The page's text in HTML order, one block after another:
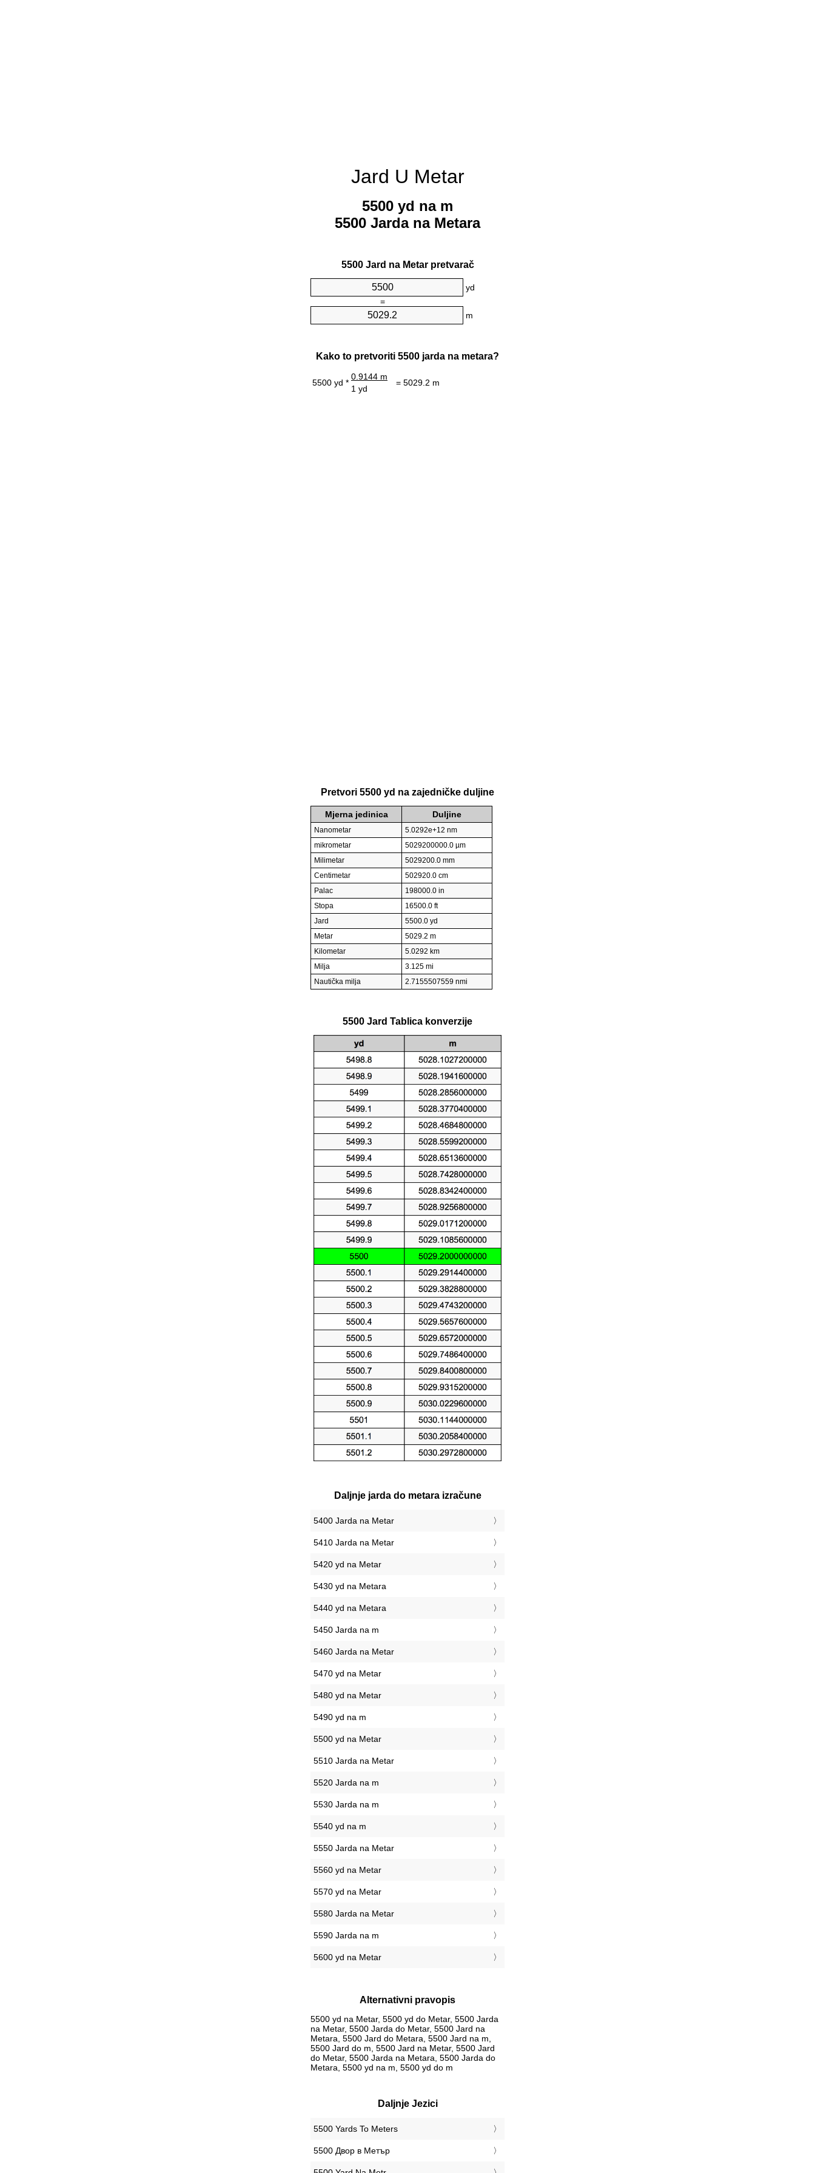
Jard U Metar
5500 yd na m
5500 Jarda na Metara
5500 Jard na Metar pretvarač
yd
=
m
Kako to pretvoriti 5500 jarda na metara?
5500 yd *
0.9144 m
= 5029.2 m
1 yd
Pretvori 5500 yd na zajedničke duljine
Mjerna jedinica Duljine
Nanometar
5.0292e+12 nm
mikrometar
5029200000.0 µm
Milimetar
5029200.0 mm
Centimetar
502920.0 cm
Palac
198000.0 in
Stopa
16500.0 ft
Jard
5500.0 yd
Metar
5029.2 m
Kilometar
5.0292 km
Milja
3.125 mi
Nautička milja
2.7155507559 nmi
5500 Jard Tablica konverzije
Daljnje jarda do metara izračune
5400 Jarda na Metar
5410 Jarda na Metar
5420 yd na Metar
5430 yd na Metara
5440 yd na Metara
5450 Jarda na m
5460 Jarda na Metar
5470 yd na Metar
5480 yd na Metar
5490 yd na m
5500 yd na Metar
5510 Jarda na Metar
5520 Jarda na m
5530 Jarda na m
5540 yd na m
5550 Jarda na Metar
5560 yd na Metar
5570 yd na Metar
5580 Jarda na Metar
5590 Jarda na m
5600 yd na Metar
Alternativni pravopis
5500 yd na Metar, 5500 yd do Metar, 5500 Jarda
na Metar, 5500 Jarda do Metar, 5500 Jard na
Metara, 5500 Jard do Metara, 5500 Jard na m,
5500 Jard do m, 5500 Jard na Metar, 5500 Jard
do Metar, 5500 Jarda na Metara, 5500 Jarda do
Metara, 5500 yd na m, 5500 yd do m
Daljnje Jezici
‎5500 Yards To Meters
‎5500 Двор в Метър